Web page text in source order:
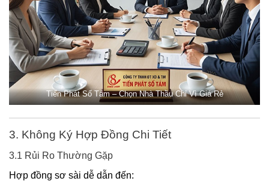
Tiến Phát Số Tám – Chọn Nhà Thầu Chỉ Vì Giá Rẻ
3. Không Ký Hợp Đồng Chi Tiết
3.1 Rủi Ro Thường Gặp
Hợp đồng sơ sài dễ dẫn đến: